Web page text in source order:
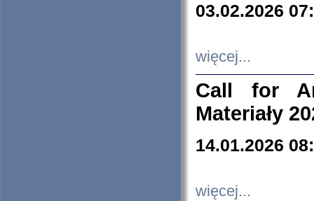
03.02.2026
więcej...
Call for
Materiały
14.01.2026
więcej...